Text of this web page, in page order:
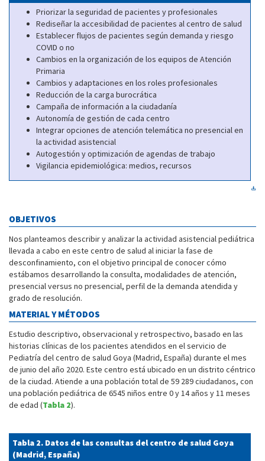
Priorizar la seguridad de pacientes y profesionales
Rediseñar la accesibilidad de pacientes al centro de salud
Establecer flujos de pacientes según demanda y riesgo
COVID o no
Cambios en la organización de los equipos de Atención
Primaria
Cambios y adaptaciones en los roles profesionales
Reducción de la carga burocrática
Campaña de información a la ciudadanía
Autonomía de gestión de cada centro
Integrar opciones de atención telemática no presencial en
la actividad asistencial
Autogestión y optimización de agendas de trabajo
Vigilancia epidemiológica: medios, recursos
OBJETIVOS
Nos planteamos describir y analizar la actividad asistencial pediátrica
llevada a cabo en este centro de salud al iniciar la fase de
desconfinamiento, con el objetivo principal de conocer cómo
estábamos desarrollando la consulta, modalidades de atención,
presencial versus no presencial, perfil de la demanda atendida y
grado de resolución.
MATERIAL Y MÉTODOS
Estudio descriptivo, observacional y retrospectivo, basado en las
historias clínicas de los pacientes atendidos en el servicio de
Pediatría del centro de salud Goya (Madrid, España) durante el mes
de junio del año 2020. Este centro está ubicado en un distrito céntrico
de la ciudad. Atiende a una población total de 59 289 ciudadanos, con
una población pediátrica de 6545 niños entre 0 y 14 años y 11 meses
de edad (Tabla 2).
Tabla 2. Datos de las consultas del centro de salud Goya
(Madrid, España)